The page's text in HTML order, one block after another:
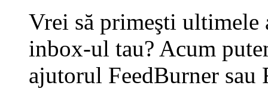
Vrei să primeşti
inbox-ul tau? Acum
ajutorul FeedBurner sau